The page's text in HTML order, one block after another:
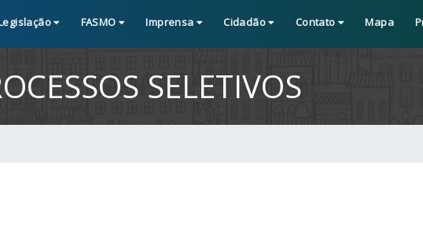
FASMO Imprensa Cidadão Contato Mapa
SELETIVOS